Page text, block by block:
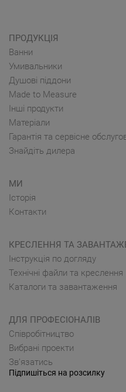
ПРОДУКЦІЯ
Ванни
Умивальники
Душові піддони
Made to Measure
Інші продукти
Матеріали
Гарантія та сервісне
Знайдіть дилера
МИ
Історія
Контакти
КРЕСЛЕННЯ ТА
Інструкція по догляду
Технічні файли та креслення
Каталоги та завантаження
ДЛЯ ПРОФЕСІОНАЛІВ
Cпівробітництво
Вибрані проекти
Зв’язатись
Підпишіться на розсилку